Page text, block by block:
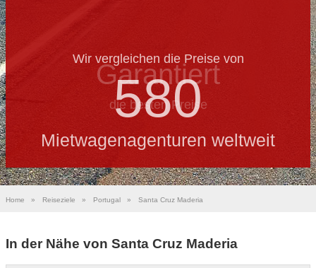
Wir vergleichen die Preise von
580
Mietwagenagenturen weltweit
Garantiert
die besten Preise
Home » Reiseziele » Portugal » Santa Cruz Maderia
In der Nähe von Santa Cruz Maderia